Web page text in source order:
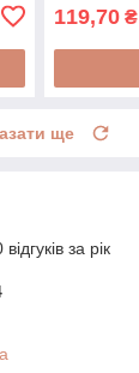
119,70 ₴
ще
за рік